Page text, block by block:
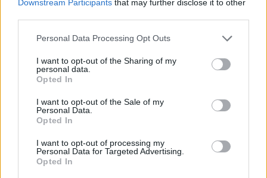
Downstream Participants that may further disclose it to other
Personal Data Processing Opt Outs
I want to opt-out of the Sharing of my
personal data.
Opted In
I want to opt-out of the Sale of my
Personal Data.
Opted In
I want to opt-out of processing my
Personal Data for Targeted Advertising.
Opted In
Samsung: Παρουσιάζει την πρώτη παγκοσμίως
εμπειρία streaming HDR10+ ADVANCED στο Prime
Video